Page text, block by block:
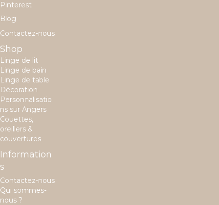
Pinterest
Blog
Contactez-nous
Shop
Linge de lit
Linge de bain
Linge de table
Décoration
Personnalisatio
ns sur Angers
Couettes,
oreillers &
couvertures
Information
s
Contactez-nous
Qui sommes-
nous ?